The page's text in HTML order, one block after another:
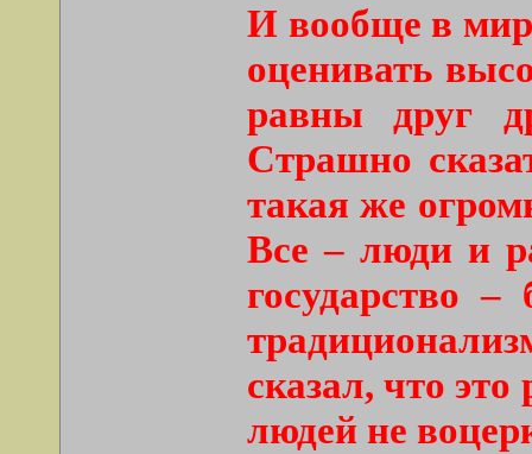
И вообще в
оценивать
равны друг
Страшно
такая же
Все – люди и
государство
сказал, что
людей не